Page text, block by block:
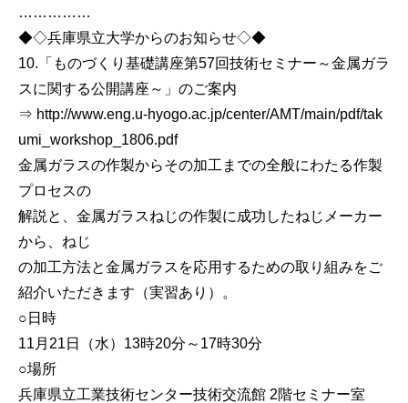
……………
◆◇兵庫県立大学からのお知らせ◇◆
10.「ものづくり基礎講座第57回技術セミナー～金属ガラ
スに関する公開講座～」のご案内
⇒ http://www.eng.u-hyogo.ac.jp/center/AMT/main/pdf/tak
umi_workshop_1806.pdf
金属ガラスの作製からその加工までの全般にわたる作製
プロセスの
解説と、金属ガラスねじの作製に成功したねじメーカー
から、ねじ
の加工方法と金属ガラスを応用するための取り組みをご
紹介いただきます（実習あり）。
○日時
11月21日（水）13時20分～17時30分
○場所
兵庫県立工業技術センター技術交流館 2階セミナー室